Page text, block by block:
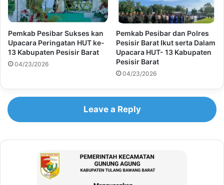
Pemkab Pesibar Sukses kan
Upacara Peringatan HUT ke-
13 Kabupaten Pesisir Barat
04/23/2026
Pemkab Pesibar dan Polres
Pesisir Barat Ikut serta Dalam
Upacara HUT- 13 Kabupaten
Pesisir Barat
04/23/2026
Leave a Reply